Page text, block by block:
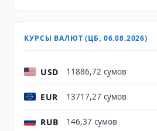
КУРСЫ ВАЛЮТ (ЦБ, 06.08.2026)
USD 11886,72 сумов
EUR 13717,27 сумов
RUB 146,37 сумов